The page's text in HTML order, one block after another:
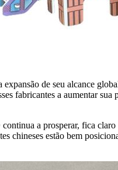
de seu alcance
fabricantes a aumentar
a prosperar, fica
chineses estão bem